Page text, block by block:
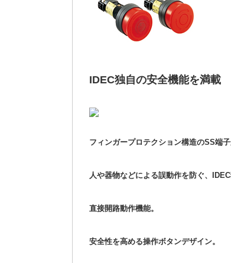
IDEC独自の安全機能を満載
フィンガープロテクション構造のSS端
人や器物などによる誤動作を防ぐ、
直接開路動作機能。
安全性を高める操作ボタンデザイン。